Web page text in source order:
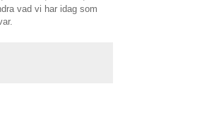
vad vi har idag som